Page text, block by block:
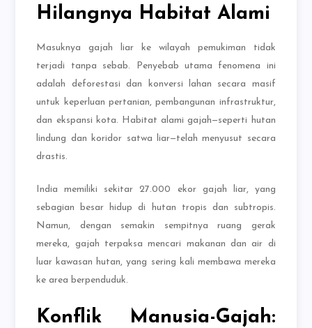
Hilangnya Habitat Alami
Masuknya gajah liar ke wilayah pemukiman tidak
terjadi tanpa sebab. Penyebab utama fenomena ini
adalah deforestasi dan konversi lahan secara masif
untuk keperluan pertanian, pembangunan infrastruktur,
dan ekspansi kota. Habitat alami gajah—seperti hutan
lindung dan koridor satwa liar—telah menyusut secara
drastis.
India memiliki sekitar 27.000 ekor gajah liar, yang
sebagian besar hidup di hutan tropis dan subtropis.
Namun, dengan semakin sempitnya ruang gerak
mereka, gajah terpaksa mencari makanan dan air di
luar kawasan hutan, yang sering kali membawa mereka
ke area berpenduduk.
Konflik Manusia-Gajah: